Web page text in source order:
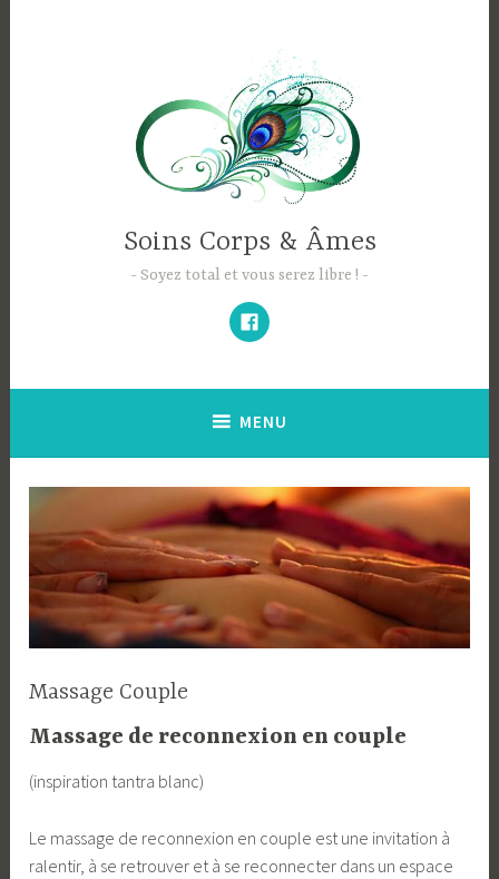
Soins Corps & Âmes
Soyez total et vous serez libre !
Facebook
MENU
Massage Couple
Massage de reconnexion en couple
(inspiration tantra blanc)
Le massage de reconnexion en couple est une invitation à
ralentir, à se retrouver et à se reconnecter dans un espace